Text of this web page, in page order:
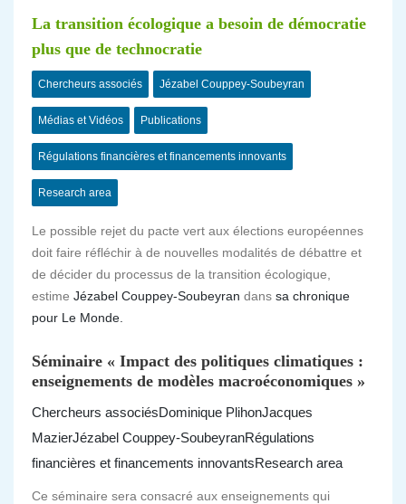
La transition écologique a besoin de démocratie
plus que de technocratie
Chercheurs associés Jézabel Couppey-Soubeyran
Médias et Vidéos Publications
Régulations financières et financements innovants
Research area
Le possible rejet du pacte vert aux élections européennes
doit faire réfléchir à de nouvelles modalités de débattre et
de décider du processus de la transition écologique,
estime Jézabel Couppey-Soubeyran dans sa chronique
pour Le Monde.
Séminaire « Impact des politiques climatiques :
enseignements de modèles macroéconomiques »
Chercheurs associésDominique PlihonJacques
MazierJézabel Couppey-SoubeyranRégulations
financières et financements innovantsResearch area
Ce séminaire sera consacré aux enseignements qui